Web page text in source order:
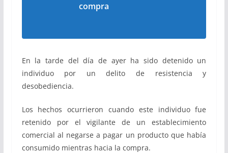
compra
En la tarde del día de ayer ha sido detenido un
individuo por un delito de resistencia y
desobediencia.
Los hechos ocurrieron cuando este individuo fue
retenido por el vigilante de un establecimiento
comercial al negarse a pagar un producto que había
consumido mientras hacia la compra.